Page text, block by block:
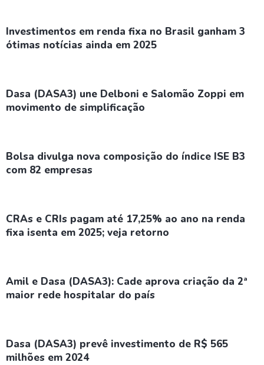
Investimentos em renda fixa no Brasil ganham 3
ótimas notícias ainda em 2025
Dasa (DASA3) une Delboni e Salomão Zoppi em
movimento de simplificação
Bolsa divulga nova composição do índice ISE B3
com 82 empresas
CRAs e CRIs pagam até 17,25% ao ano na renda
fixa isenta em 2025; veja retorno
Amil e Dasa (DASA3): Cade aprova criação da 2ª
maior rede hospitalar do país
Dasa (DASA3) prevê investimento de R$ 565
milhões em 2024